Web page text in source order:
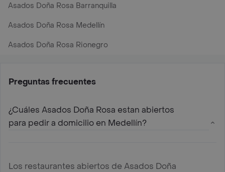
Asados Doña Rosa Barranquilla
Asados Doña Rosa Medellín
Asados Doña Rosa Rionegro
Preguntas frecuentes
¿Cuáles Asados Doña Rosa estan abiertos
para pedir a domicilio en Medellín?
Los restaurantes abiertos de Asados Doña